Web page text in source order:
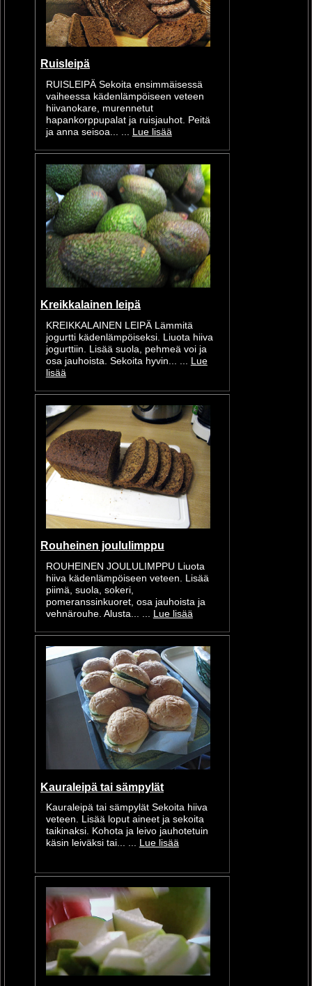
Ruisleipä
RUISLEIPÄ Sekoita ensimmäisessä
vaiheessa kädenlämpöiseen veteen
hiivanokare, murennetut
hapankorppupalat ja ruisjauhot. Peitä
ja anna seisoa... ... Lue lisää
Kreikkalainen leipä
KREIKKALAINEN LEIPÄ Lämmitä
jogurtti kädenlämpöiseksi. Liuota hiiva
jogurttiin. Lisää suola, pehmeä voi ja
osa jauhoista. Sekoita hyvin... ... Lue
lisää
Rouheinen joululimppu
ROUHEINEN JOULULIMPPU Liuota
hiiva kädenlämpöiseen veteen. Lisää
piimä, suola, sokeri,
pomeranssinkuoret, osa jauhoista ja
vehnärouhe. Alusta... ... Lue lisää
Kauraleipä tai sämpylät
Kauraleipä tai sämpylät Sekoita hiiva
veteen. Lisää loput aineet ja sekoita
taikinaksi. Kohota ja leivo jauhotetuin
käsin leiväksi tai... ... Lue lisää